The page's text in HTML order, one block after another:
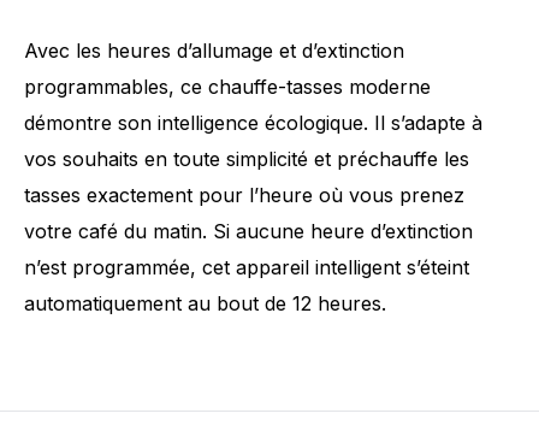
Avec les heures d’allumage et d’extinction
programmables, ce chauffe-tasses moderne
démontre son intelligence écologique. Il s’adapte à
vos souhaits en toute simplicité et préchauffe les
tasses exactement pour l’heure où vous prenez
votre café du matin. Si aucune heure d’extinction
n’est programmée, cet appareil intelligent s’éteint
automatiquement au bout de 12 heures.